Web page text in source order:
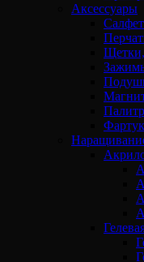
Аксессуары
Щетки,